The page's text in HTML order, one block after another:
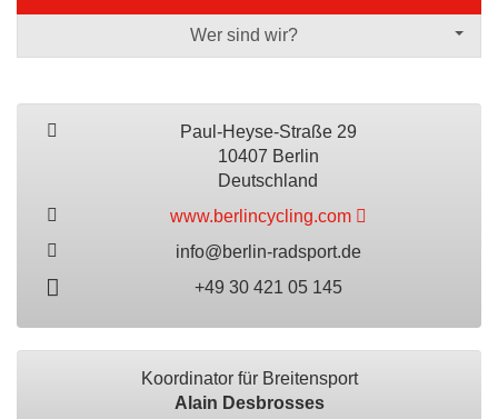
Wer sind wir?
Paul-Heyse-Straße 29
10407 Berlin
Deutschland
www.berlincycling.com
info@berlin-radsport.de
+49 30 421 05 145
Koordinator für Breitensport
Alain Desbrosses